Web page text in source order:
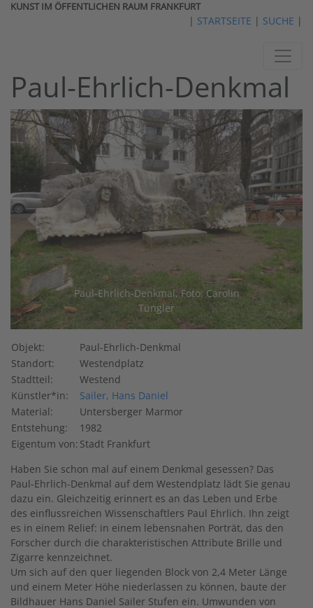
KUNST IM ÖFFENTLICHEN RAUM FRANKFURT
| STARTSEITE | SUCHE |
Paul-Ehrlich-Denkmal
Paul-Ehrlich-Denkmal, Foto: Carolin
Tüngler
vorheriges
Objekt:
Paul-Ehrlich-Denkmal
Standort:
Westendplatz
Stadtteil:
Westend
Künstler*in:
Sailer, Hans Daniel
Material:
Untersberger Marmor
Entstehung:
1982
Eigentum von: Stadt Frankfurt
Haben Sie schon mal auf einem Denkmal gesessen? Das
Paul-Ehrlich-Denkmal auf dem Westendplatz lädt Sie genau
dazu ein. Gleichzeitig erinnert es an das Leben und Erbe
des einflussreichen Wissenschaftlers Paul Ehrlich. Ihn zeigt
es in einem Relief: in einem lebensnahen Porträt, das den
Forscher durch die charakteristischen Attribute Brille und
Zigarre kennzeichnet.
Um sich auf den quer liegenden Block von 2,4 Meter Länge
und einem Meter Höhe niederlassen zu können, baute der
Bildhauer Hans Daniel Sailer Stufen ein. Umwunden von